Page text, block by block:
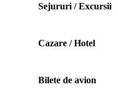
Sejururi / Excursii
Cazare / Hotel
Bilete de avion